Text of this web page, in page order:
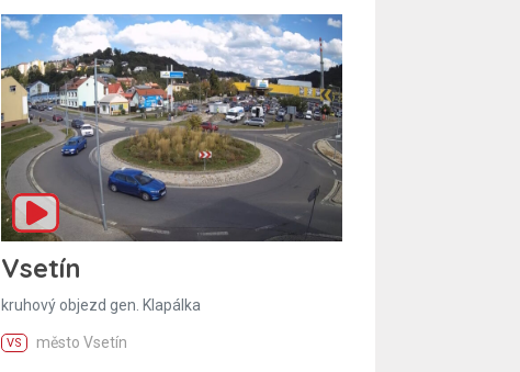
Vsetín
kruhový objezd gen. Klapálka
VS město Vsetín